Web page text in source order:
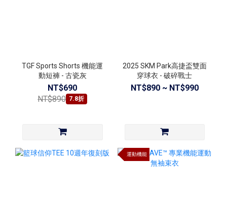
TGF Sports Shorts 機能運
動短褲 - 古瓷灰
NT$690
NT$890 7.8折
2025 SKM Park高捷盃雙面
穿球衣 - 破碎戰士
NT$890 ~ NT$990
運動機能